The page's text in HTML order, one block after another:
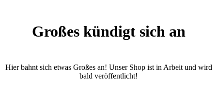
Großes kündigt sich an
Hier bahnt sich etwas Großes an! Unser Shop ist in Arbeit und wird
bald veröffentlicht!